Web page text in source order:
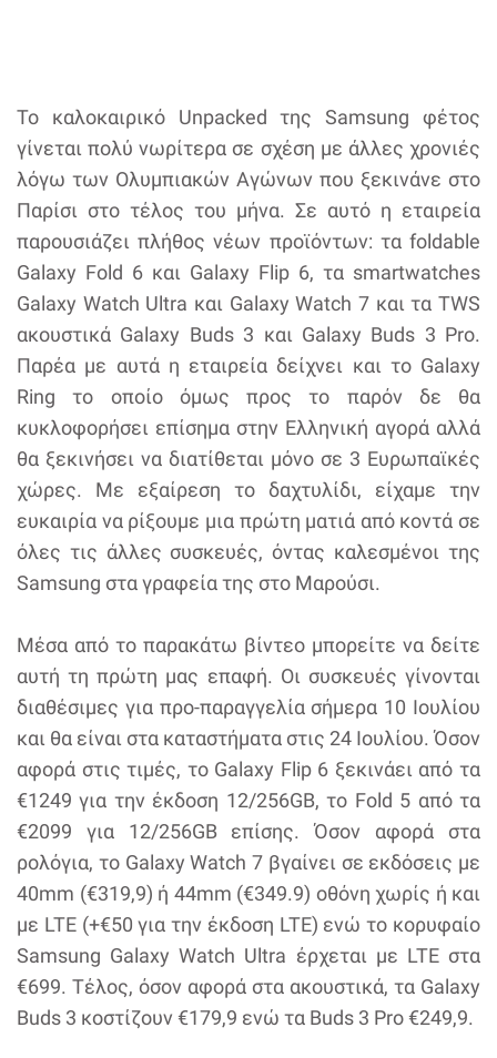
Το καλοκαιρικό Unpacked της Samsung φέτος
γίνεται πολύ νωρίτερα σε σχέση με άλλες χρονιές
λόγω των Ολυμπιακών Αγώνων που ξεκινάνε στο
Παρίσι στο τέλος του μήνα. Σε αυτό η εταιρεία
παρουσιάζει πλήθος νέων προϊόντων: τα foldable
Galaxy Fold 6 και Galaxy Flip 6, τα smartwatches
Galaxy Watch Ultra και Galaxy Watch 7 και τα TWS
ακουστικά Galaxy Buds 3 και Galaxy Buds 3 Pro.
Παρέα με αυτά η εταιρεία δείχνει και το Galaxy
Ring το οποίο όμως προς το παρόν δε θα
κυκλοφορήσει επίσημα στην Ελληνική αγορά αλλά
θα ξεκινήσει να διατίθεται μόνο σε 3 Ευρωπαϊκές
χώρες. Με εξαίρεση το δαχτυλίδι, είχαμε την
ευκαιρία να ρίξουμε μια πρώτη ματιά από κοντά σε
όλες τις άλλες συσκευές, όντας καλεσμένοι της
Samsung στα γραφεία της στο Μαρούσι.
Μέσα από το παρακάτω βίντεο μπορείτε να δείτε
αυτή τη πρώτη μας επαφή. Οι συσκευές γίνονται
διαθέσιμες για προ-παραγγελία σήμερα 10 Ιουλίου
και θα είναι στα καταστήματα στις 24 Ιουλίου. Όσον
αφορά στις τιμές, το Galaxy Flip 6 ξεκινάει από τα
€1249 για την έκδοση 12/256GB, το Fold 5 από τα
€2099 για 12/256GB επίσης. Όσον αφορά στα
ρολόγια, το Galaxy Watch 7 βγαίνει σε εκδόσεις με
40mm (€319,9) ή 44mm (€349.9) οθόνη χωρίς ή και
με LTE (+€50 για την έκδοση LTE) ενώ το κορυφαίο
Samsung Galaxy Watch Ultra έρχεται με LTE στα
€699. Τέλος, όσον αφορά στα ακουστικά, τα Galaxy
Buds 3 κοστίζουν €179,9 ενώ τα Buds 3 Pro €249,9.